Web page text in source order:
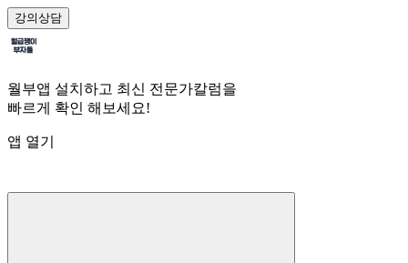
강의상담
월부앱 설치하고 최신 전문가칼럼을
빠르게 확인 해보세요!
앱 열기